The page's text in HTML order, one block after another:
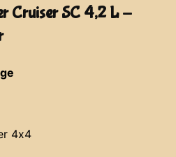
Cruiser SC 4,2 L -
4x4